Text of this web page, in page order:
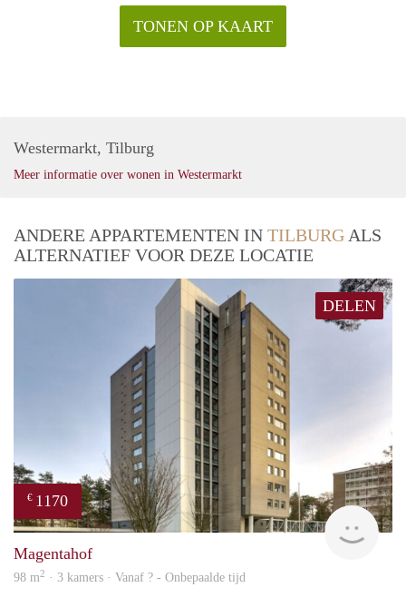
TONEN OP KAART
Westermarkt, Tilburg
Meer informatie over wonen in Westermarkt
ANDERE APPARTEMENTEN IN TILBURG ALS
ALTERNATIEF VOOR DEZE LOCATIE
DELEN
€ 1170
Magentahof
98 m2 · 3 kamers · Vanaf ? - Onbepaalde tijd